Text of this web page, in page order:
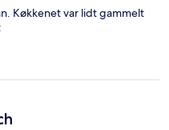
Køkkenet var lidt gammelt